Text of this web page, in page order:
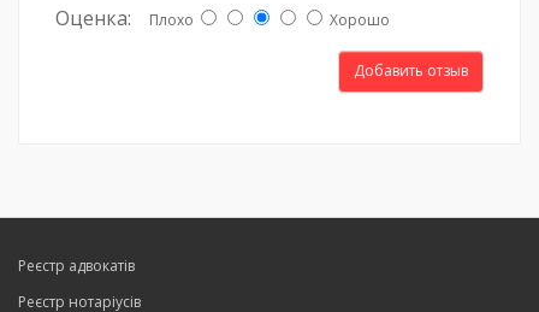
Оценка: Плохо Хорошо
Добавить отзыв
Реєстр адвокатів
Реєстр нотаріусів